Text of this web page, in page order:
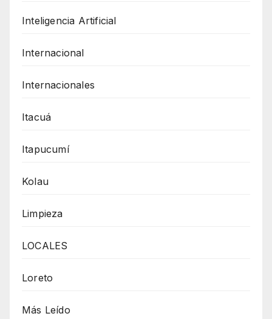
Inteligencia Artificial
Internacional
Internacionales
Itacuá
Itapucumí
Kolau
Limpieza
LOCALES
Loreto
Más Leído